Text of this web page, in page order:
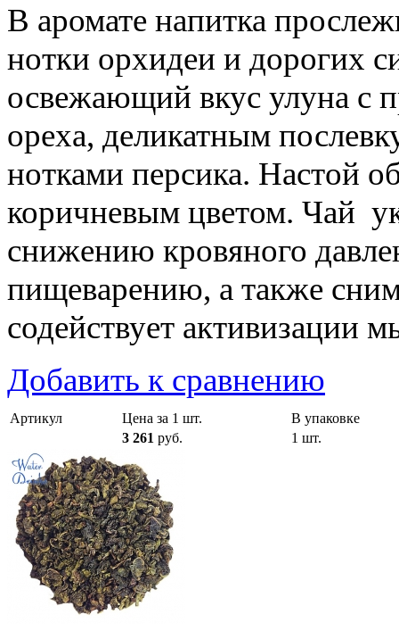
В аромате напитка
нотки орхидеи и дорогих
освежающий вкус улуна с
ореха, деликатным
нотками персика. Настой
коричневым цветом. Чай
снижению кровяного
пищеварению, а также
содействует активизации
Добавить к сравнению
Артикул Цена за 1 шт.
В упаковке
3 261 руб. 1 шт.